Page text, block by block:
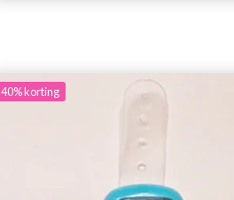
40%korting